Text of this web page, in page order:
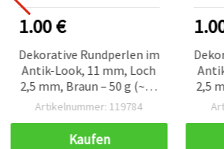
1.00 €
Dekorative Rundperlen im
Antik-Look, 11 mm, Loch
2,5 mm, Braun – 50 g (~55
Stk.)
Artikelnummer: 119784
Kaufen
2,5